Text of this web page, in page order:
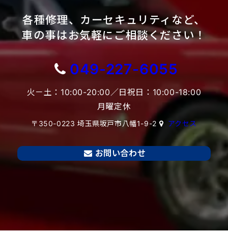
各種修理、カーセキュリティなど、
車の事はお気軽にご相談ください！
049-227-6055
火－土：10:00-20:00／日祝日：10:00-18:00
月曜定休
〒350-0223 埼玉県坂戸市八幡1-9-2 アクセス
お問い合わせ